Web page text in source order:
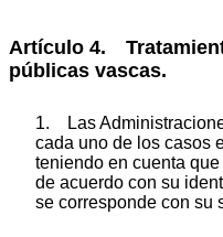
Artículo 4.
públicas vascas.
1. Las
cada uno de los casos
teniendo en cuenta
de acuerdo con su
se corresponde con su